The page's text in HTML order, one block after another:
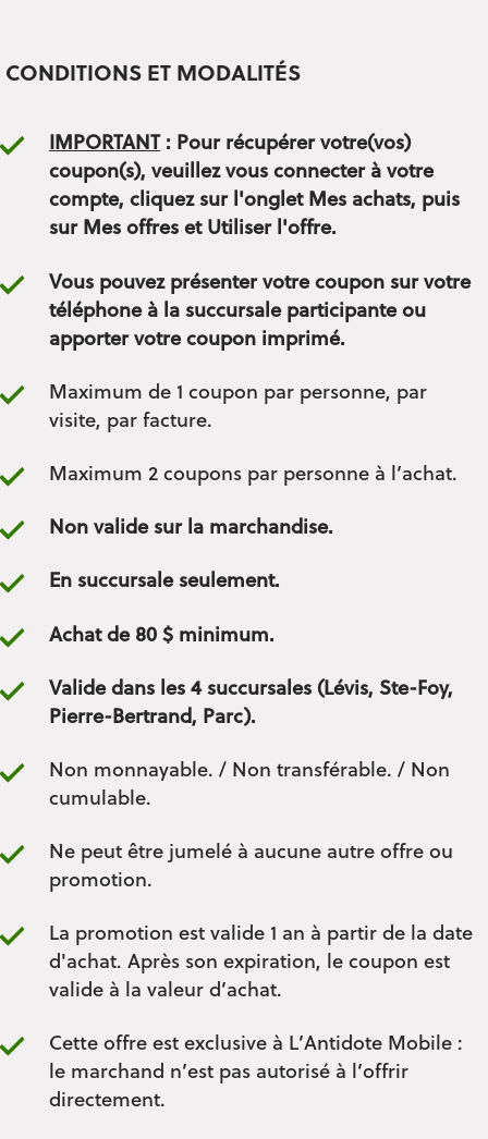
CONDITIONS ET MODALITÉS
IMPORTANT: Pour récupérer votre(vos)
coupon(s), veuillez vous connecter à votre
compte, cliquez sur l'onglet Mes achats, puis
sur Mes offres et Utiliser l'offre.
Vous pouvez présenter votre coupon sur votre
téléphone à la succursale participante ou
apporter votre coupon imprimé.
Maximum de 1 coupon par personne, par
visite, par facture.
Maximum 2 coupons par personne à l’achat.
Non valide sur la marchandise.
En succursale seulement.
Achat de 80 $ minimum.
Valide dans les 4 succursales (Lévis, Ste-Foy,
Pierre-Bertrand, Parc).
Non monnayable. / Non transférable. / Non
cumulable.
Ne peut être jumelé à aucune autre offre ou
promotion.
La promotion est valide 1 an à partir de la date
d'achat. Après son expiration, le coupon est
valide à la valeur d’achat.
Cette offre est exclusive à L’Antidote Mobile :
le marchand n’est pas autorisé à l’offrir
directement.